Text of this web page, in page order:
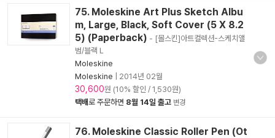
75. Moleskine Art Plus Sketch Albu
m, Large, Black, Soft Cover (5 X 8.2
5) (Paperback) - [몰스킨]아트컬렉션-스케치앨
범/블랙 L
Moleskine
Moleskine
2014년 02월
30,600원 (10% 할인 / 1,530원)
택배로 주문하면 8월 14일 출고 변경
76. Moleskine Classic Roller Pen (Ot